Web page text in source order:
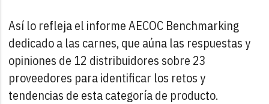
Así lo refleja el informe AECOC Benchmarking
dedicado a las carnes, que aúna las respuestas y
opiniones de 12 distribuidores sobre 23
proveedores para identificar los retos y
tendencias de esta categoría de producto.